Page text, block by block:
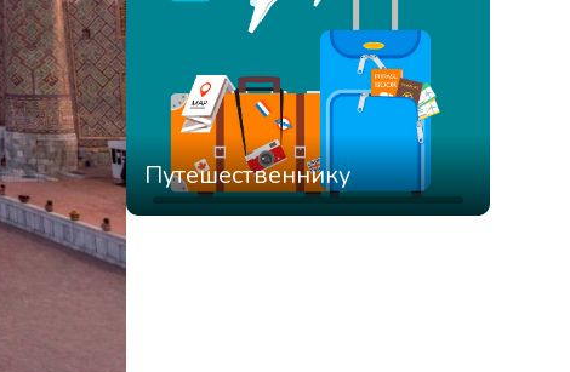
Путешественнику